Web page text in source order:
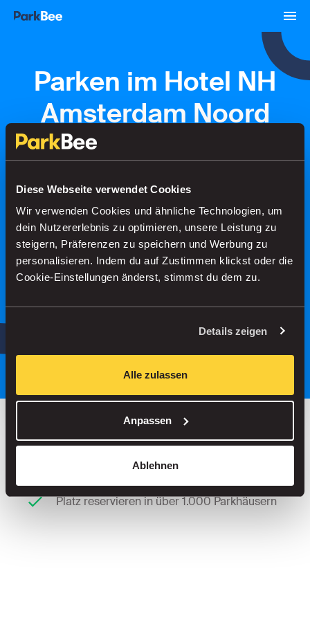
Diese Webseite verwendet Cookies
Wir verwenden Cookies und ähnliche Technologien, um
dein Nutzererlebnis zu optimieren, unsere Leistung zu
steigern, Präferenzen zu speichern und Werbung zu
personalisieren. Indem du auf Zustimmen klickst oder die
Cookie-Einstellungen änderst, stimmst du dem zu.
Details zeigen
Alle zulassen
Anpassen
Ablehnen
Parken im Hotel NH
Amsterdam Noord
Finden Sie Ihren Parkplatz in
Sekundenschnelle
Parken Sie intelligenter, mit unserer
App.
Bis zu 30 % sparen in unseren Parkhäusern
Keine Servicegebühren beim Straßenparken
Platz reservieren in über 1.000 Parkhäusern